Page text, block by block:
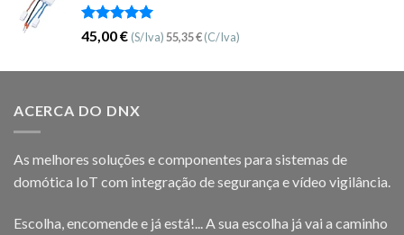
Avaliação
5.00
de 5
45,00€ (S/Iva)55,35€(C/Iva)
ACERCA DO DNX
As melhores soluções e componentes para sistemas de
domótica IoT com integração de segurança e vídeo vigilância.
Escolha, encomende e já está!... A sua escolha já vai a caminho